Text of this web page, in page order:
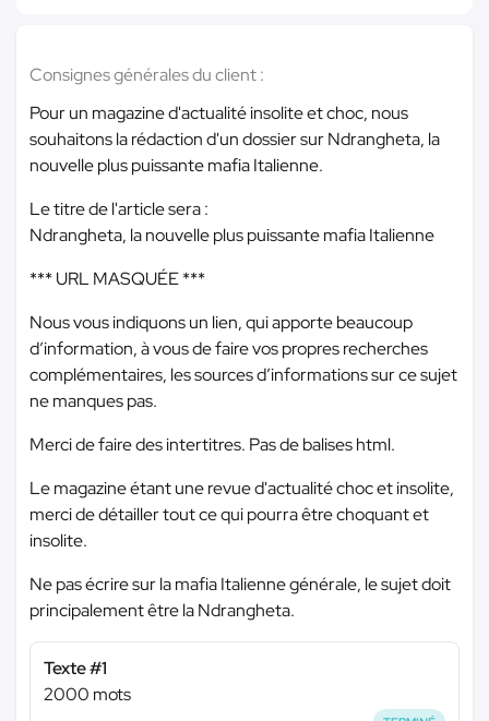
Consignes générales du client :
Pour un magazine d'actualité insolite et choc, nous
souhaitons la rédaction d'un dossier sur Ndrangheta, la
nouvelle plus puissante mafia Italienne.
Le titre de l'article sera :
Ndrangheta, la nouvelle plus puissante mafia Italienne
*** URL MASQUÉE ***
Nous vous indiquons un lien, qui apporte beaucoup
d’information, à vous de faire vos propres recherches
complémentaires, les sources d’informations sur ce sujet
ne manques pas.
Merci de faire des intertitres. Pas de balises html.
Le magazine étant une revue d'actualité choc et insolite,
merci de détailler tout ce qui pourra être choquant et
insolite.
Ne pas écrire sur la mafia Italienne générale, le sujet doit
principalement être la Ndrangheta.
Texte #1
2000 mots